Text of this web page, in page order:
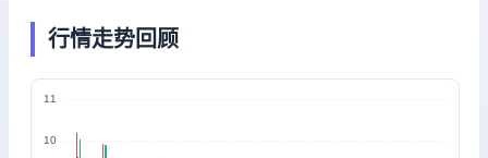
行情走势回顾